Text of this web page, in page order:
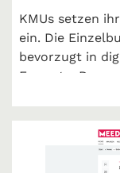
KMUs setzen
ein. Die
bevorzugt in
Formate. Das
unseres KMU